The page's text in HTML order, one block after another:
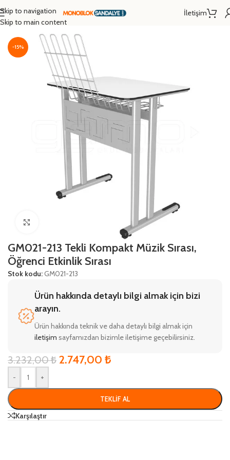
Skip to navigation
Skip to main content
İletişim
Ana Sayfa /Okul Sırası
-15%
GM021-213 Tekli Kompakt Müzik Sırası,
Öğrenci Etkinlik Sırası
Stok kodu:GM021-213
Ürün hakkında detaylı bilgi almak için bizi
arayın.
Ürün hakkında teknik ve daha detaylı bilgi almak için
iletişim sayfamızdan bizimle iletişime geçebilirsiniz.
3.232,00₺ 2.747,00 ₺
- +
TEKLIF AL
Karşılaştır